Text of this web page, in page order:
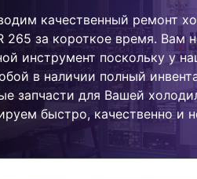
качественный ремонт
265 за короткое время. Вам
инструмент поскольку у
в наличии полный
запчасти для Вашей
быстро, качественно и